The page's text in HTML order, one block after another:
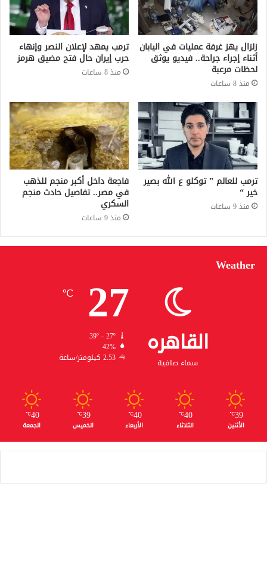
زلزال يهز غرفة عمليات في اليابان
أثناء إجراء جراحة.. فيديو يوثق
لحظات مرعبة
منذ 8 ساعات
ترمب يمهد لإعلان النصر وإنهاء
حرب إيران حال فتح مضيق هرمز
منذ 8 ساعات
ترمب للعالم ” توكلو ع الله بصير
خير “
منذ 9 ساعات
فاجعة داخل أكبر منجم للذهب
في مصر.. تفاصيل حادث منجم
السكري
منذ 9 ساعات
Weather
القاهره
سماء صافية
27
℃
39º - 27º
42%
2.53 كيلومتر/ساعة
39
℃
الأثنين
40
℃
الثلاثاء
40
℃
الأربعاء
39
℃
الخميس
40
℃
الجمعة